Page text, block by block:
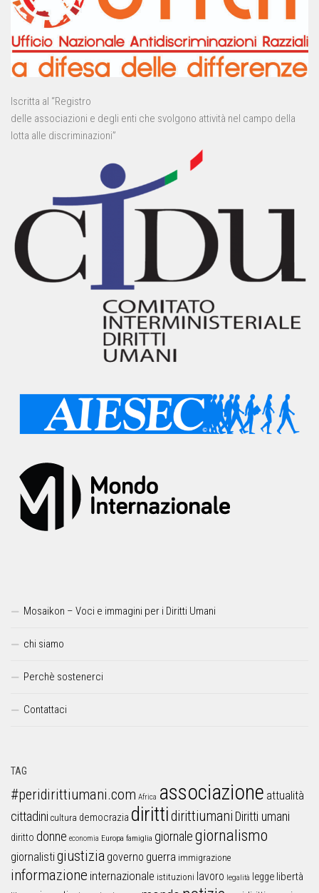
Iscritta al “Registro
delle associazioni e degli enti che svolgono attività nel campo della
lotta alle discriminazioni”
Mosaikon – Voci e immagini per i Diritti Umani
chi siamo
Perchè sostenerci
Contattaci
TAG
#peridirittiumani.com Africa associazione attualità
cittadini cultura democrazia dirittidirittiumani Diritti umani
diritto donne economia Europa famiglia giornalegiornalismo
giornalistigiustizia governo guerra immigrazione
informazione internazionale istituzioni lavoro legalità legge libertà